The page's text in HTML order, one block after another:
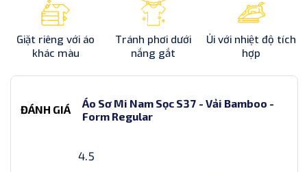
ĐÁNH GIÁ
Áo Sơ Mi Nam Sọc S37 - Vải Bamboo -
Form Regular
4.5
Giặt riêng với áo
khác màu
Tránh phơi dưới
nắng gắt
Ủi với nhiệt độ tích
hợp